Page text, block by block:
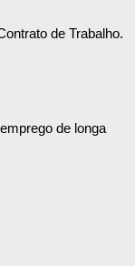
de Trabalho.
de longa